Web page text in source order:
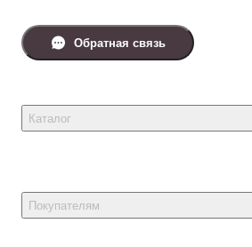
Каталог
Товары для собак
Покупателям
Обратная связь